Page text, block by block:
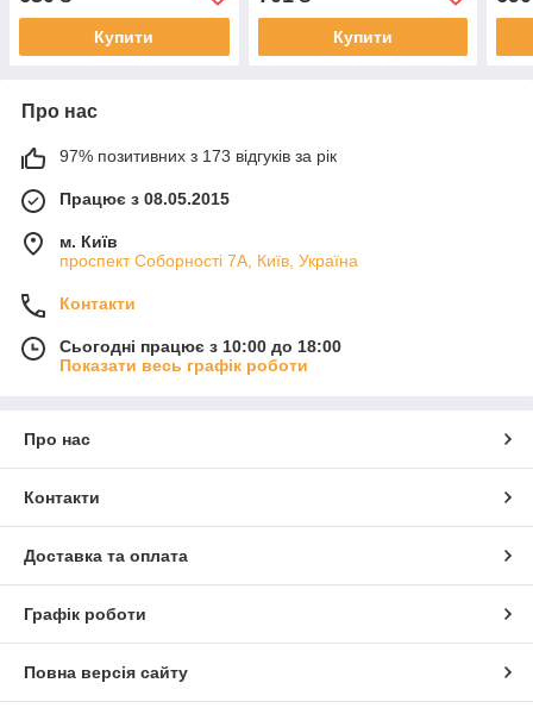
Купити Купити
Про нас
97% позитивних з 173 відгуків за рік
Працює з 08.05.2015
м. Київ
проспект Соборності 7А, Київ, Україна
Контакти
Сьогодні працює з 10:00 до 18:00
Показати весь графік роботи
Про нас
Контакти
Доставка та оплата
Графік роботи
Повна версія сайту